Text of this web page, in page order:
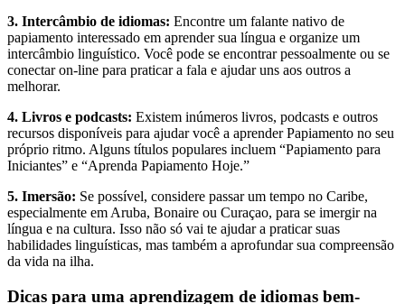
3. Intercâmbio de idiomas: Encontre um falante nativo de
papiamento interessado em aprender sua língua e organize um
intercâmbio linguístico. Você pode se encontrar pessoalmente ou se
conectar on-line para praticar a fala e ajudar uns aos outros a
melhorar.
4. Livros e podcasts: Existem inúmeros livros, podcasts e outros
recursos disponíveis para ajudar você a aprender Papiamento no seu
próprio ritmo. Alguns títulos populares incluem “Papiamento para
Iniciantes” e “Aprenda Papiamento Hoje.”
5. Imersão: Se possível, considere passar um tempo no Caribe,
especialmente em Aruba, Bonaire ou Curaçao, para se imergir na
língua e na cultura. Isso não só vai te ajudar a praticar suas
habilidades linguísticas, mas também a aprofundar sua compreensão
da vida na ilha.
Dicas para uma aprendizagem de idiomas bem-